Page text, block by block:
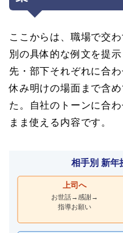
ここからは、職場で交
別の具体的な例文を提
先・部下それぞれに合
休み明けの場面まで含
た。自社のトーンに合
まま使える内容です。